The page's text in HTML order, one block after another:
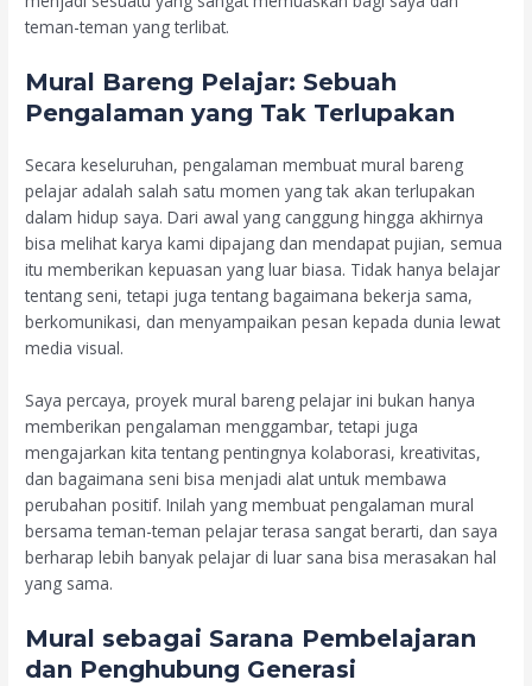
teman-teman yang terlibat.
Mural Bareng Pelajar: Sebuah
Pengalaman yang Tak Terlupakan
Secara keseluruhan, pengalaman membuat mural bareng
pelajar adalah salah satu momen yang tak akan terlupakan
dalam hidup saya. Dari awal yang canggung hingga akhirnya
bisa melihat karya kami dipajang dan mendapat pujian, semua
itu memberikan kepuasan yang luar biasa. Tidak hanya belajar
tentang seni, tetapi juga tentang bagaimana bekerja sama,
berkomunikasi, dan menyampaikan pesan kepada dunia lewat
media visual.
Saya percaya, proyek mural bareng pelajar ini bukan hanya
memberikan pengalaman menggambar, tetapi juga
mengajarkan kita tentang pentingnya kolaborasi, kreativitas,
dan bagaimana seni bisa menjadi alat untuk membawa
perubahan positif. Inilah yang membuat pengalaman mural
bersama teman-teman pelajar terasa sangat berarti, dan saya
berharap lebih banyak pelajar di luar sana bisa merasakan hal
yang sama.
Mural sebagai Sarana Pembelajaran
dan Penghubung Generasi